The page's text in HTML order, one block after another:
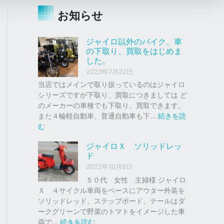
お知らせ
ジャイロ以外のバイク、車
の下取り、買取をはじめま
した。
2023年7月22日
当店ではメインで取り扱っているのはジャイロ
シリーズですが下取り、買取につきましては ど
のメーカーの車種でも下取り、買取できます。
また４輪軽自動車、普通自動車も下… 続きを読
む:
ャ
イ
ロ
以
の
バ
イ
ジャイロＸ ソリッドレッ
ド
2022年10月5日
５０代 女性 主婦様 ジャイロ
Ｘ ４サイクル車両をベースにアウター外装を
ソリッドレッド、ステップボード、テールはダ
ークグリーンで野菜のトマトをイメージした車
両で… 続きを読む: